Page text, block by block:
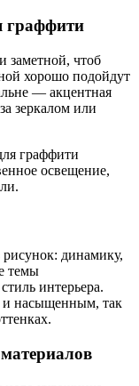
граффити
заметной, чтоб
хорошо подойдут
— акцентная
зеркалом или
граффити
освещение,
рисунок: динамику,
темы
интерьера.
и насыщенным, так